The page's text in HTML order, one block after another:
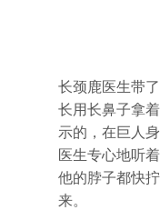
长颈鹿医生带
长用长鼻子拿
示的，在巨人
医生专心地听
他的脖子都快
来。